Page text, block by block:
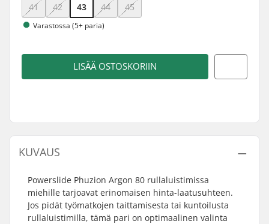
41 42 43 44 45
Varastossa (5+ paria)
LISÄÄ OSTOSKORIIN
KUVAUS
Powerslide Phuzion Argon 80 rullaluistimissa
miehille tarjoavat erinomaisen hinta-laatusuhteen.
Jos pidät työmatkojen taittamisesta tai kuntoilusta
rullaluistimilla, tämä pari on optimaalinen valinta